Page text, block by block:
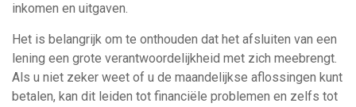
inkomen en uitgaven.
Het is belangrijk om te onthouden dat het afsluiten van een
lening een grote verantwoordelijkheid met zich meebrengt.
Als u niet zeker weet of u de maandelijkse aflossingen kunt
betalen, kan dit leiden tot financiële problemen en zelfs tot